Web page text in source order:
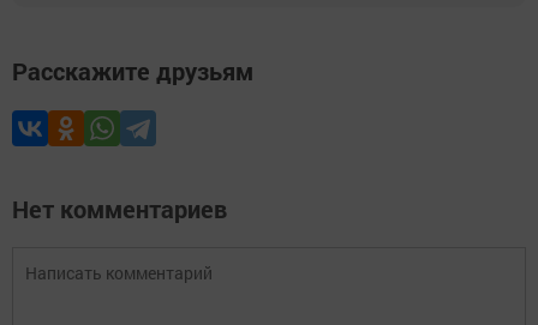
Расскажите друзьям
Нет комментариев